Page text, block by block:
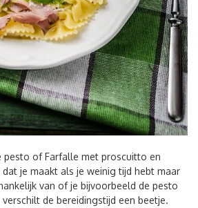
pesto of Farfalle met proscuitto en
je maakt als je weinig tijd hebt maar
van of je bijvoorbeeld de pesto
de bereidingstijd een beetje.